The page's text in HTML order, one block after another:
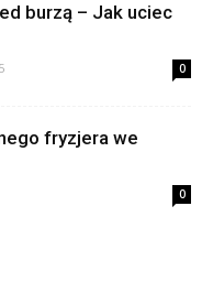
burzą – Jak uciec
0
fryzjera we
0